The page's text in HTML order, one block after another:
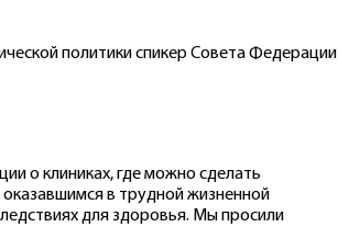
политики спикер Совета Федерации
о клиниках, где можно сделать
в трудной жизненной
для здоровья. Мы просили